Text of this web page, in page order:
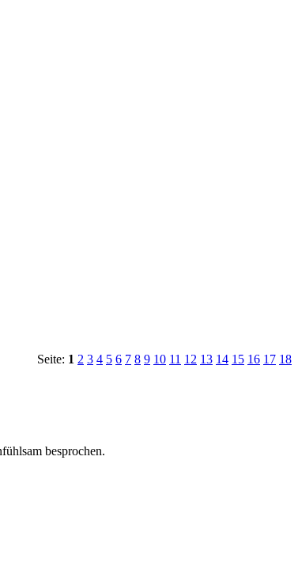
Seite: 1 2 3 4 5 6 7 8 9 10 11 12 13 14 15 16 17 18
besprochen.